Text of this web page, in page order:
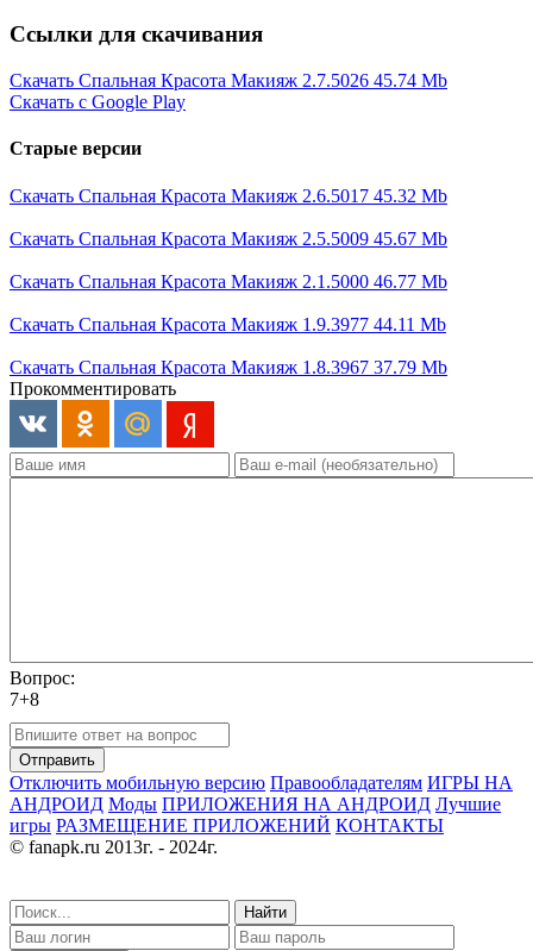
Ссылки для скачивания
Скачать Спальная Красота Макияж 2.7.5026 45.74 Mb
Скачать с Google Play
Старые версии
Скачать Спальная Красота Макияж 2.6.5017 45.32 Mb
Скачать Спальная Красота Макияж 2.5.5009 45.67 Mb
Скачать Спальная Красота Макияж 2.1.5000 46.77 Mb
Скачать Спальная Красота Макияж 1.9.3977 44.11 Mb
Скачать Спальная Красота Макияж 1.8.3967 37.79 Mb
Прокомментировать
Вопрос:
7+8
Отправить
Отключить мобильную версию Правообладателям ИГРЫ НА
АНДРОИД Моды ПРИЛОЖЕНИЯ НА АНДРОИД Лучшие
игры РАЗМЕЩЕНИЕ ПРИЛОЖЕНИЙ КОНТАКТЫ
© fanapk.ru 2013г. - 2024г.
Найти